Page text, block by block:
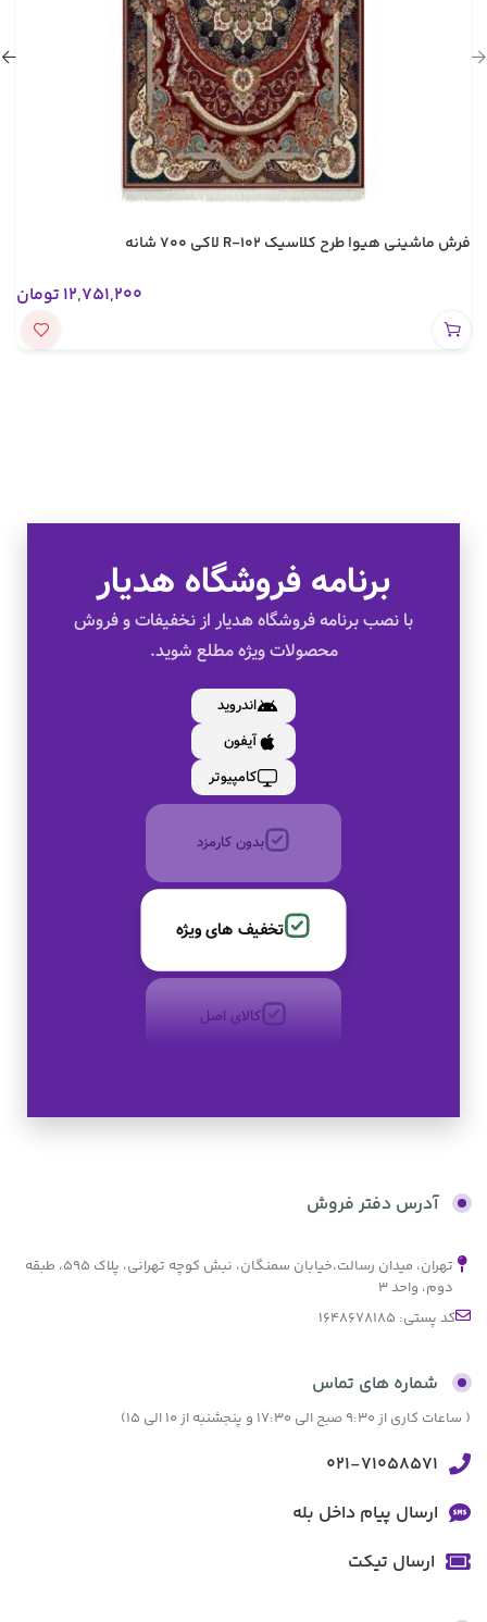
فرش ماشینی هیوا طرح کلاسیک R-102 لاکی ۷۰۰ شانه
12,751,200 تومان
برنامه فروشگاه هدیار
با نصب برنامه فروشگاه هدیار از نخفیفات و فروش
محصولات ویژه مطلع شوید.
اندروید
آیفون
کامپیوتر
تخفیف های ویژه
کالای اصل
به صورت اقساط
بدون کارمزد
تخفیف های ویژه
کالای اصل
آدرس دفتر فروش
تهران، میدان رسالت،خیابان سمنگان، نبش کوچه تهرانی، پلاک ۵۹۵، طبقه
دوم، واحد ۳
کد پستی: 1648678185
شماره های تماس
( ساعات کاری از 9:30 صبح الی 17:30 و پنجشنبه از 10 الی 15)
021-71058571
ارسال پیام داخل بله
ارسال تیکت